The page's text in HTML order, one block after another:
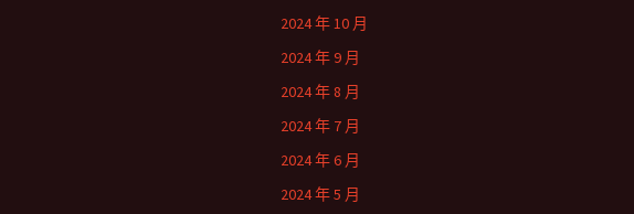
2024 年 10 月
2024 年 9 月
2024 年 8 月
2024 年 7 月
2024 年 6 月
2024 年 5 月